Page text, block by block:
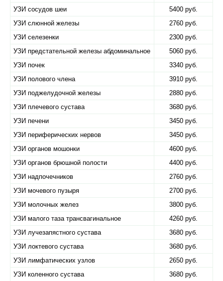
УЗИ сосудов шеи
5400 руб.
УЗИ слюнной железы
2760 руб.
УЗИ селезенки
2300 руб.
УЗИ предстательной железы абдоминальное
5060 руб.
УЗИ почек
3340 руб.
УЗИ полового члена
3910 руб.
УЗИ поджелудочной железы
2880 руб.
УЗИ плечевого сустава
3680 руб.
УЗИ печени
3450 руб.
УЗИ периферических нервов
3450 руб.
УЗИ органов мошонки
4600 руб.
УЗИ органов брюшной полости
4400 руб.
УЗИ надпочечников
2760 руб.
УЗИ мочевого пузыря
2700 руб.
УЗИ молочных желез
3800 руб.
УЗИ малого таза трансвагинальное
4260 руб.
УЗИ лучезапястного сустава
3680 руб.
УЗИ локтевого сустава
3680 руб.
УЗИ лимфатических узлов
2650 руб.
УЗИ коленного сустава
3680 руб.